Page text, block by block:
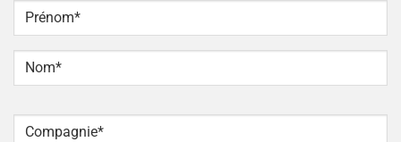
NOM
Prénom
Compagnie